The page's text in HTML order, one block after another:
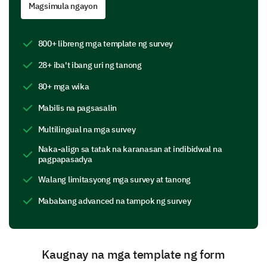
Team collaboration
Transparency
Work-life balance
Others
Could you please describe any particular
situations or experiences that influenced your
Magsimula ngayon
800+ libreng mga template ng survey
28+ iba't ibang uri ng tanong
80+ mga wika
Mabilis na pagsasalin
Multilingual na mga survey
Naka-align sa tatak na karanasan at indibidwal na
pagpapasadya
Walang limitasyong mga survey at tanong
Mababang advanced na tampok ng survey
Kaugnay na mga template ng form